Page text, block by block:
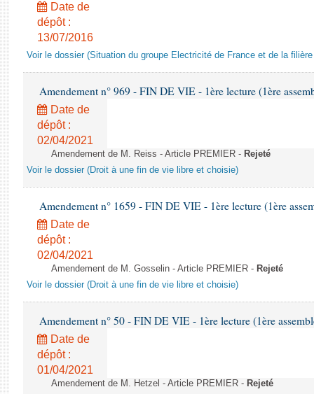
Date de
dépôt :
13/07/2016
Voir le dossier (Situation du groupe Electricité de France et de la
Amendement n° 969 - FIN DE VIE - 1ère lecture (1ère
Date de
dépôt :
02/04/2021
Amendement de M. Reiss - Article PREMIER - Rejeté
Voir le dossier (Droit à une fin de vie libre et choisie)
Amendement n° 1659 - FIN DE VIE - 1ère lecture (1ère
Date de
dépôt :
02/04/2021
Amendement de M. Gosselin - Article PREMIER - Rejeté
Voir le dossier (Droit à une fin de vie libre et choisie)
Amendement n° 50 - FIN DE VIE - 1ère lecture (1ère
Date de
dépôt :
01/04/2021
Amendement de M. Hetzel - Article PREMIER - Rejeté